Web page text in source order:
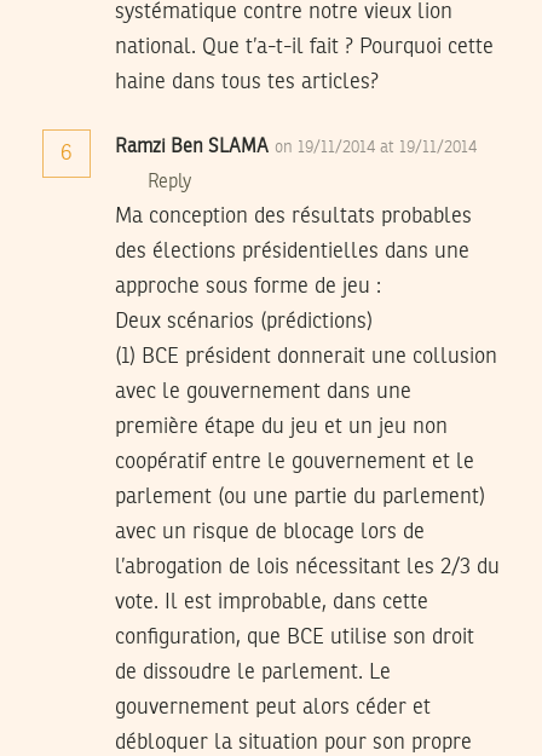
systématique contre notre vieux lion
national. Que t’a-t-il fait ? Pourquoi cette
haine dans tous tes articles?
6 Ramzi Ben SLAMA on 19/11/2014 at 19/11/2014
Reply
Ma conception des résultats probables
des élections présidentielles dans une
approche sous forme de jeu :
Deux scénarios (prédictions)
(1) BCE président donnerait une collusion
avec le gouvernement dans une
première étape du jeu et un jeu non
coopératif entre le gouvernement et le
parlement (ou une partie du parlement)
avec un risque de blocage lors de
l’abrogation de lois nécessitant les 2/3 du
vote. Il est improbable, dans cette
configuration, que BCE utilise son droit
de dissoudre le parlement. Le
gouvernement peut alors céder et
débloquer la situation pour son propre